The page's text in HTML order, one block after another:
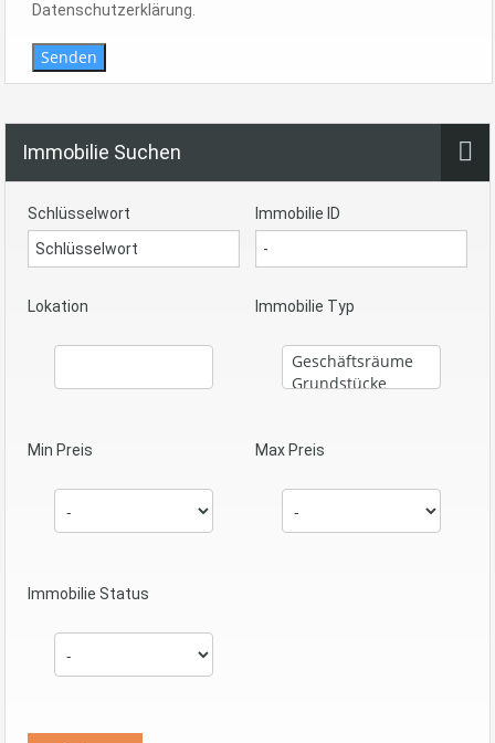
Datenschutzerklärung.
Senden
Immobilie Suchen
Schlüsselwort Immobilie ID
Lokation Immobilie Typ
Min Preis Max Preis
Immobilie Status